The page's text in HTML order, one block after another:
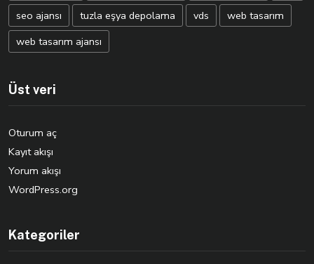
seo ajansı
tuzla eşya depolama vds
web tasarım
web tasarım ajansı
Üst veri
Oturum aç
Kayıt akışı
Yorum akışı
WordPress.org
Kategoriler